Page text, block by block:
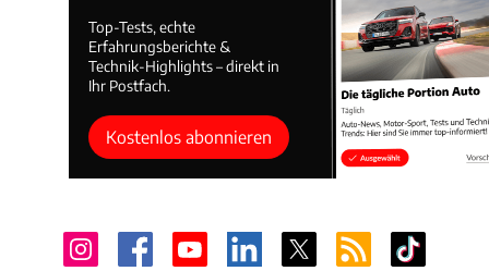
Top-Tests, echte
Erfahrungsberichte &
Technik-Highlights – direkt in
Ihr Postfach.
Kostenlos abonnieren